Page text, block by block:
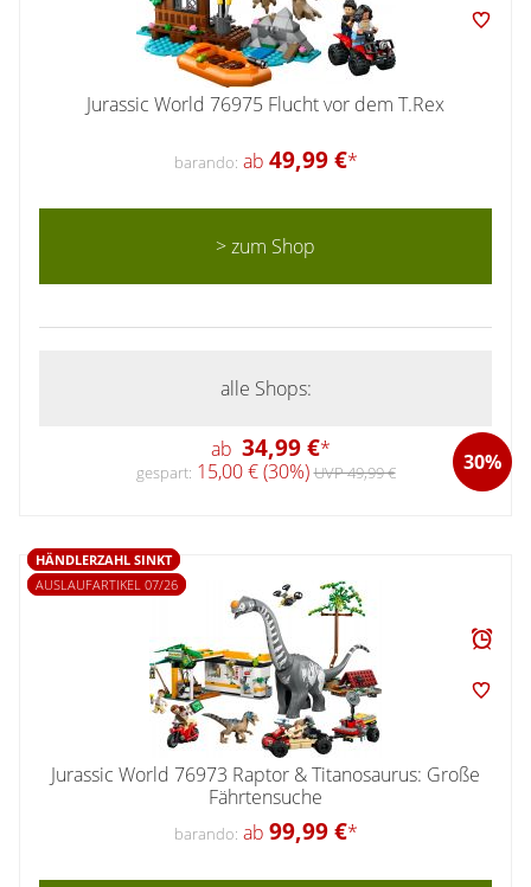
Jurassic World 76975 Flucht vor dem T.Rex
barando: ab 49,99 €*
> zum Shop
alle Shops:
ab 34,99 €* 30%
gespart: 15,00 € (30%)UVP 49,99 €
HÄNDLERZAHL SINKT
AUSLAUFARTIKEL 07/26
Jurassic World 76973 Raptor & Titanosaurus: Große
Fährtensuche
barando: ab 99,99 €*